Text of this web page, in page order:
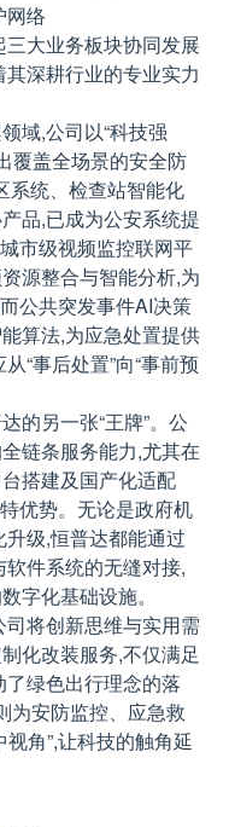
网络
大业务板块协同发展
深耕行业的专业实力
域,公司以“科技强
覆盖全场景的安全防
系统、检查站智能化
品,已成为公安系统提
市级视频监控联网平
源整合与智能分析,为
公共突发事件AI决策
算法,为应急处置提供
“事后处置”向“事前预
的另一张“王牌”。公
链条服务能力,尤其在
搭建及国产化适配
优势。无论是政府机
级,恒普达都能通过
件系统的无缝对接,
字化基础设施。
将创新思维与实用需
化改装服务,不仅满足
绿色出行理念的落
为安防监控、应急救
角”,让科技的触角延